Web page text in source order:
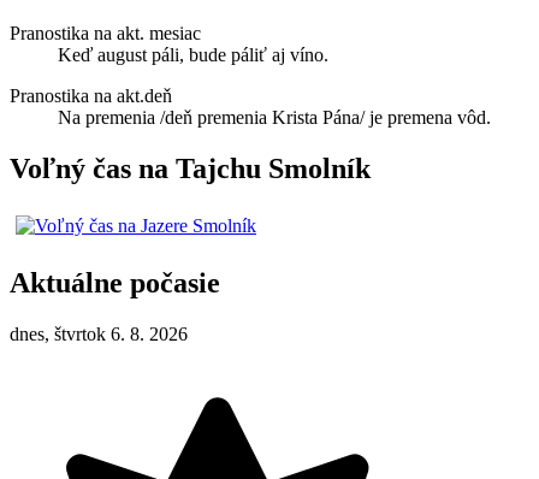
Pranostika na akt. mesiac
Keď august páli, bude páliť aj víno.
Pranostika na akt.deň
Na premenia /deň premenia Krista Pána/ je premena vôd.
Voľný čas na Tajchu Smolník
Aktuálne počasie
dnes, štvrtok 6. 8. 2026